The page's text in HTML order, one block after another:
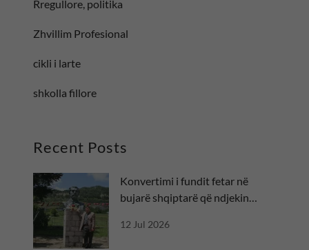
Rregullore, politika
Zhvillim Profesional
cikli i larte
shkolla fillore
Recent Posts
Konvertimi i fundit fetar në
bujarë shqiptarë që ndjekin
12 Jul 2026